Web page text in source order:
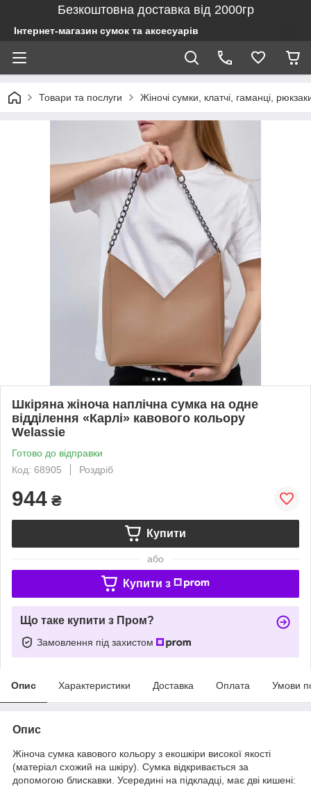
Безкоштовна доставка від 2000гр
Інтернет-магазин сумок та аксесуарів
Товари та послуги Жіночі сумки, клатчі, гаманці,
Шкіряна жіноча наплічна сумка на одне
відділення «Карлі» кавового кольору
Welassie
Готово до відправки
Код: 68905
Роздріб
944 ₴
Купити
або
Купити з
Що таке купити з Пром?
Замовлення під захистом
Опис Характеристики Доставка Оплата Умови
Опис
Жіноча сумка кавового кольору з екошкіри високої якості
(матеріал схожий на шкіру). Сумка відкривається за
допомогою блискавки. Усередині на підкладці, має дві кишені: